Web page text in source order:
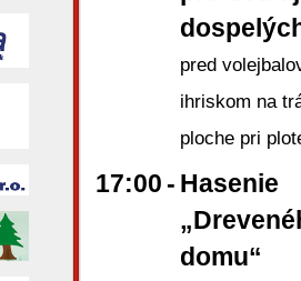
pred
ihriskom na
ploche pri
17:00 - Hasenie
domu“